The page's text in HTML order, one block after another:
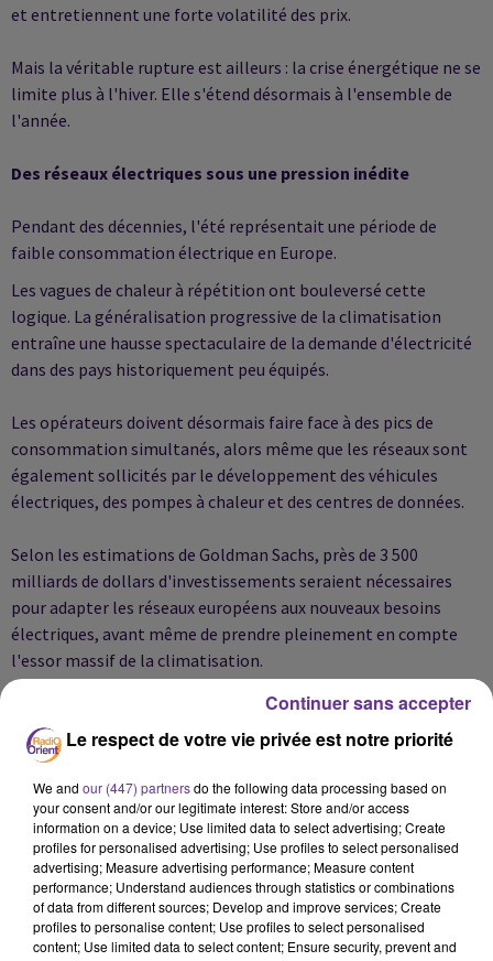
et entretiennent une forte volatilité des prix.
Mais la véritable rupture est ailleurs : la crise énergétique ne se
limite plus à l'hiver. Elle s'étend désormais à l'ensemble de
l'année.
Des réseaux électriques sous une pression inédite
Pendant des décennies, l'été représentait une période de
faible consommation électrique en Europe.
Les vagues de chaleur à répétition ont bouleversé cette
logique. La généralisation progressive de la climatisation
entraîne une hausse spectaculaire de la demande d'électricité
dans des pays historiquement peu équipés.
Les opérateurs doivent désormais faire face à des pics de
consommation simultanés, alors même que les réseaux sont
également sollicités par le développement des véhicules
électriques, des pompes à chaleur et des centres de données.
Selon les estimations de Goldman Sachs, près de 3 500
milliards de dollars d'investissements seraient nécessaires
pour adapter les réseaux européens aux nouveaux besoins
électriques, avant même de prendre pleinement en compte
l'essor massif de la climatisation.
Les conséquences sont déjà visibles dans plusieurs pays
européens.
Au Royaume-Uni, des hôpitaux ont alerté sur les risques que
fait peser la chaleur sur leurs infrastructures, tandis que des
chercheurs évoquent la possible annulation de milliers
d'interventions chirurgicales en raison des températures
extrêmes.
Paradoxalement, certaines réglementations continuent de
Le respect de votre vie privée est notre priorité
We and our (447) partnersdo the following data processing based on
your consent and/or our legitimate interest: Store and/or access
information on a device; Use limited data to select advertising; Create
profiles for personalised advertising; Use profiles to select personalised
advertising; Measure advertising performance; Measure content
performance; Understand audiences through statistics or combinations
of data from different sources; Develop and improve services; Create
profiles to personalise content; Use profiles to select personalised
content; Use limited data to select content; Ensure security, prevent and
Continuer sans accepter